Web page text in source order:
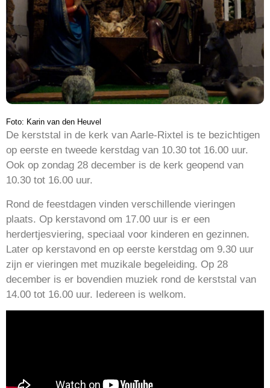
Foto: Karin van den Heuvel
De kerststal in de kerk van Aarle-Rixtel is te bezichtigen
op eerste en tweede kerstdag van 10.30 tot 16.00 uur.
Ook op zondag 28 december is de kerk geopend van
10.30 tot 16.00 uur.
Rond de feestdagen vinden verschillende vieringen
plaats. Op kerstavond om 17.00 uur is er een
herdertjesviering, speciaal voor kinderen en gezinnen.
Later op kerstavond en op eerste kerstdag om 9.30 uur
zijn er vieringen met muzikale begeleiding. Op 28
december is er bovendien muziek rond de kerststal van
14.00 tot 16.00 uur. Iedereen is welkom.